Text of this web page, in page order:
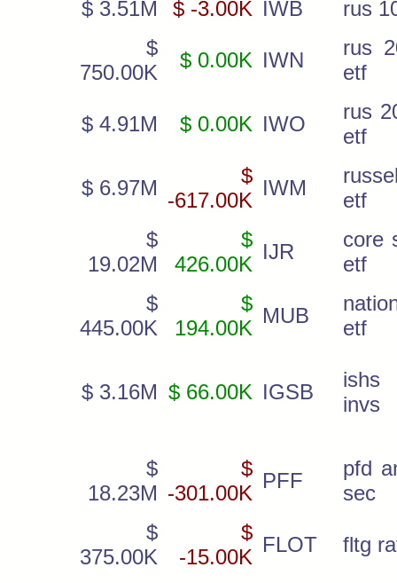
$ 3.51M $ -3.00K IWB
rus
$
750.00K
$ 0.00K IWN
rus
etf
$ 4.91M $ 0.00K IWO
rus
etf
$ 6.97M
$
-617.00K
IWM
etf
$
19.02M
$
426.00K
IJR
core
etf
$
445.00K
$
194.00K
MUB
etf
$ 3.16M $ 66.00K IGSB
invs
$
18.23M
$
-301.00K
PFF
pfd
sec
$
375.00K
$
-15.00K
FLOT fltg